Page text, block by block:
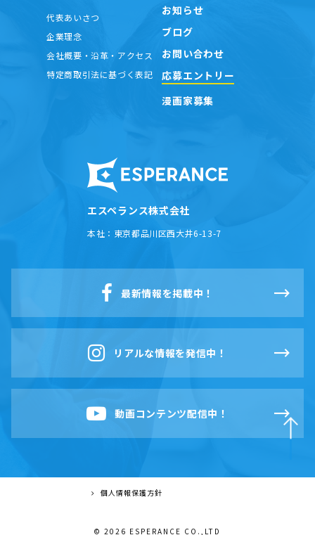
エスペランス株式会社
本社： 東京都品川区西大井6-13-7
代表あいさつ
企業理念
会社概要・沿革・アクセス
特定商取引法に基づく表記
お知らせ
ブログ
お問い合わせ
応募エントリー
漫画家募集
最新情報を掲載中！
リアルな情報を発信中！
動画コンテンツ配信中！
© 2026 ESPERANCE CO.,LTD
個人情報保護方針